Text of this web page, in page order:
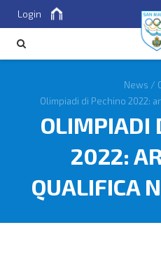
Login
News /
Olimpiadi di Pechino 2022:
OLIMPIADI
2022:
QUALIFICA